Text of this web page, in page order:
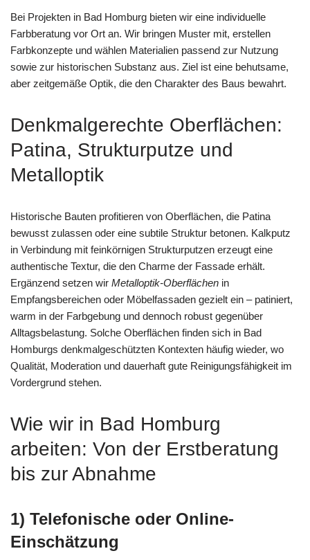
Bei Projekten in Bad Homburg bieten wir eine individuelle
Farbberatung vor Ort an. Wir bringen Muster mit, erstellen
Farbkonzepte und wählen Materialien passend zur Nutzung
sowie zur historischen Substanz aus. Ziel ist eine behutsame,
aber zeitgemäße Optik, die den Charakter des Baus bewahrt.
Denkmalgerechte Oberflächen:
Patina, Strukturputze und
Metalloptik
Historische Bauten profitieren von Oberflächen, die Patina
bewusst zulassen oder eine subtile Struktur betonen. Kalkputz
in Verbindung mit feinkörnigen Strukturputzen erzeugt eine
authentische Textur, die den Charme der Fassade erhält.
Ergänzend setzen wir Metalloptik-Oberflächen in
Empfangsbereichen oder Möbelfassaden gezielt ein – patiniert,
warm in der Farbgebung und dennoch robust gegenüber
Alltagsbelastung. Solche Oberflächen finden sich in Bad
Homburgs denkmalgeschützten Kontexten häufig wieder, wo
Qualität, Moderation und dauerhaft gute Reinigungsfähigkeit im
Vordergrund stehen.
Wie wir in Bad Homburg
arbeiten: Von der Erstberatung
bis zur Abnahme
1) Telefonische oder Online-
Einschätzung